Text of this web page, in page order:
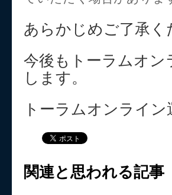
あらかじめご了承く
今後もトーラムオ
します。
トーラムオンライン
関連と思われる記事